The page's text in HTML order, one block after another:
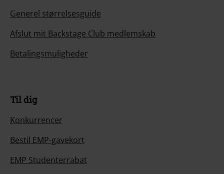
Generel størrelsesguide
Afslut mit Backstage Club medlemskab
Betalingsmuligheder
Til dig
Konkurrencer
Bestil EMP-gavekort
EMP Studenterrabat